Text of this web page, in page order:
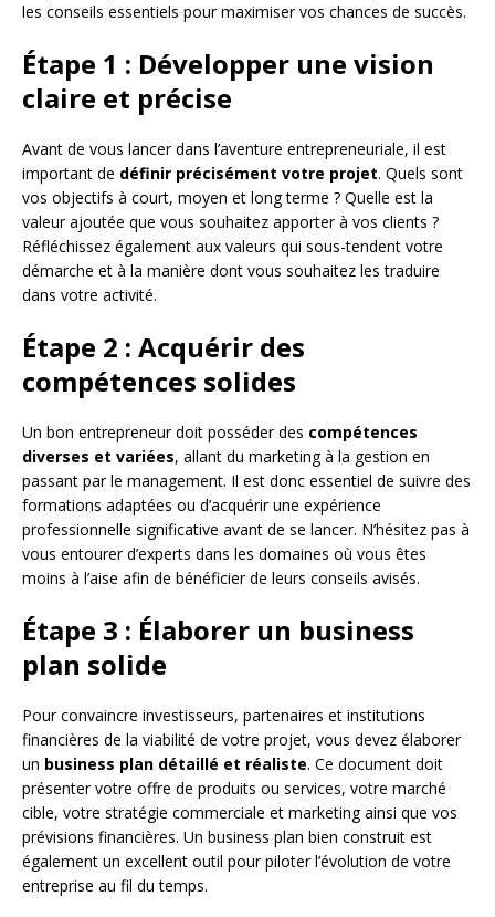
les conseils essentiels pour maximiser vos chances de succès.
Étape 1 : Développer une vision
claire et précise
Avant de vous lancer dans l’aventure entrepreneuriale, il est
important de définir précisément votre projet. Quels sont
vos objectifs à court, moyen et long terme ? Quelle est la
valeur ajoutée que vous souhaitez apporter à vos clients ?
Réfléchissez également aux valeurs qui sous-tendent votre
démarche et à la manière dont vous souhaitez les traduire
dans votre activité.
Étape 2 : Acquérir des
compétences solides
Un bon entrepreneur doit posséder des compétences
diverses et variées, allant du marketing à la gestion en
passant par le management. Il est donc essentiel de suivre des
formations adaptées ou d’acquérir une expérience
professionnelle significative avant de se lancer. N’hésitez pas à
vous entourer d’experts dans les domaines où vous êtes
moins à l’aise afin de bénéficier de leurs conseils avisés.
Étape 3 : Élaborer un business
plan solide
Pour convaincre investisseurs, partenaires et institutions
financières de la viabilité de votre projet, vous devez élaborer
un business plan détaillé et réaliste. Ce document doit
présenter votre offre de produits ou services, votre marché
cible, votre stratégie commerciale et marketing ainsi que vos
prévisions financières. Un business plan bien construit est
également un excellent outil pour piloter l’évolution de votre
entreprise au fil du temps.